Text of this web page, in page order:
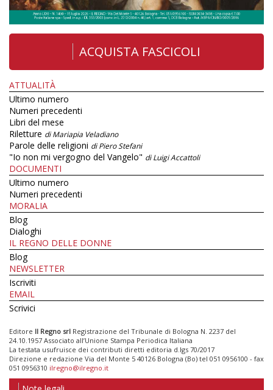
ACQUISTA FASCICOLI
ATTUALITÀ
Ultimo numero
Numeri precedenti
Libri del mese
Riletture di Mariapia Veladiano
Parole delle religioni di Piero Stefani
"Io non mi vergogno del Vangelo" di Luigi Accattoli
DOCUMENTI
Ultimo numero
Numeri precedenti
MORALIA
Blog
Dialoghi
IL REGNO DELLE DONNE
Blog
NEWSLETTER
Iscriviti
EMAIL
Scrivici
Editore Il Regno srl Registrazione del Tribunale di Bologna N. 2237 del
24.10.1957 Associato all’Unione Stampa Periodica Italiana
La testata usufruisce dei contributi diretti editoria d.lgs 70/2017
Direzione e redazione Via del Monte 5 40126 Bologna (Bo) tel 051 0956100 - fax
051 0956310 ilregno@ilregno.it